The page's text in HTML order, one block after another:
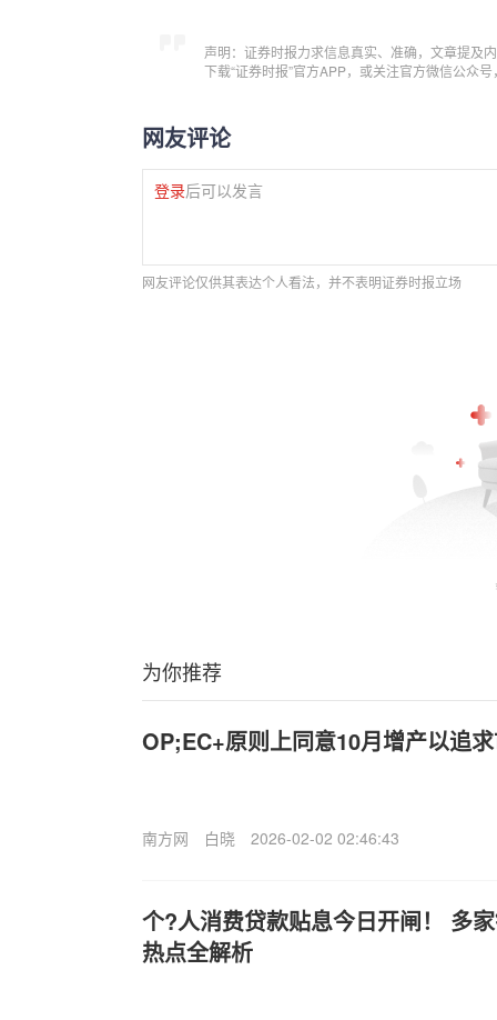
声明：证券时报力求信息真实、准确，文章提及
下载“证券时报”官方APP，或关注官方微信公众
网友评论
登录后可以发言
网友评论仅供其表达个人看法，并不表明证券时报立场
为你推荐
OP;EC+原则上同意10月增产以追
南方网 白晓 2026-02-02 02:46:43
个?人消费贷款贴息今日开闸！ 多
热点全解析